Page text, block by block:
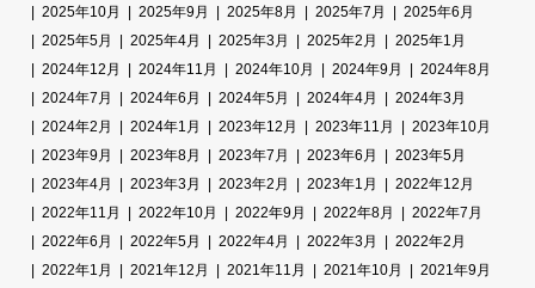
2025年10月
2025年9月 2025年8月 2025年7月
2025年6月
2025年5月
2025年4月 2025年3月 2025年2月
2025年1月
2024年12月
2024年11月 2024年10月 2024年9月
2024年8月
2024年7月
2024年6月 2024年5月 2024年4月
2024年3月
2024年2月
2024年1月 2023年12月 2023年11月
2023年10月
2023年9月
2023年8月 2023年7月 2023年6月
2023年5月
2023年4月
2023年3月 2023年2月 2023年1月
2022年12月
2022年11月
2022年10月 2022年9月 2022年8月
2022年7月
2022年6月
2022年5月 2022年4月 2022年3月
2022年2月
2022年1月
2021年12月 2021年11月 2021年10月
2021年9月